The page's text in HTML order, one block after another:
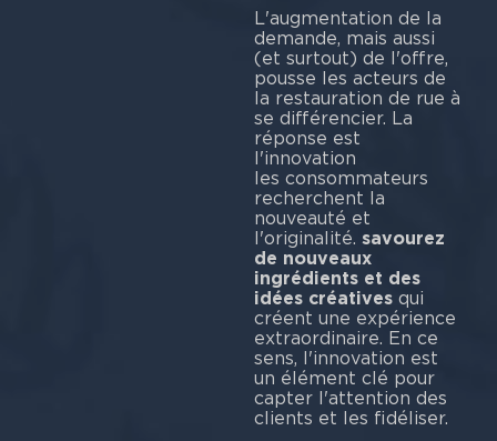
L'augmentation de la
demande, mais aussi
(et surtout) de l'offre,
pousse les acteurs de
la restauration de rue à
se différencier. La
réponse est
les consommateurs
recherchent la
nouveauté et
l'originalité. savourez
de nouveaux
ingrédients et des
idées créativesqui
créent une expérience
extraordinaire. En ce
sens, l'innovation est
un élément clé pour
capter l'attention des
clients et les fidéliser.